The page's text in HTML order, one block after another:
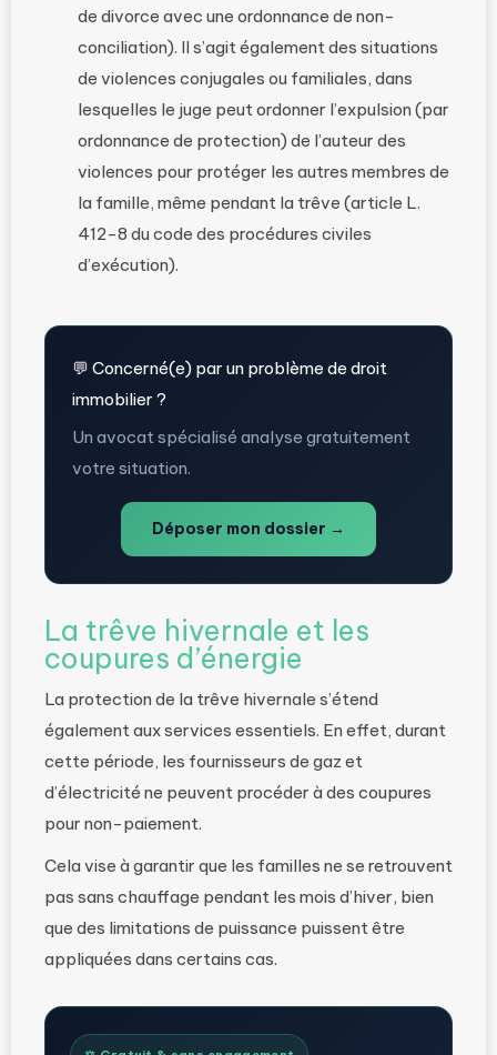
de divorce avec une ordonnance de non-
conciliation). Il s’agit également des situations
de violences conjugales ou familiales, dans
lesquelles le juge peut ordonner l’expulsion (par
ordonnance de protection) de l’auteur des
violences pour protéger les autres membres de
la famille, même pendant la trêve (article L.
412-8 du code des procédures civiles
d’exécution).
💬 Concerné(e) par un problème de droit
immobilier ?
Un avocat spécialisé analyse gratuitement
votre situation.
Déposer mon dossier →
La trêve hivernale et les
coupures d’énergie
La protection de la trêve hivernale s’étend
également aux services essentiels. En effet, durant
cette période, les fournisseurs de gaz et
d’électricité ne peuvent procéder à des coupures
pour non-paiement.
Cela vise à garantir que les familles ne se retrouvent
pas sans chauffage pendant les mois d’hiver, bien
que des limitations de puissance puissent être
appliquées dans certains cas.